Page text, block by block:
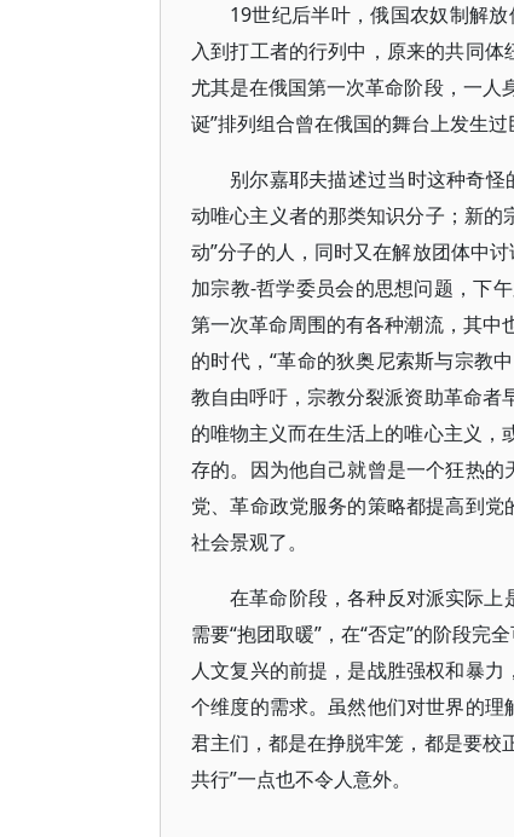
19世纪后半叶，俄国农奴制解
入到打工者的行列中，原来的共同体
尤其是在俄国第一次革命阶段，一人
诞”排列组合曾在俄国的舞台上发生过
别尔嘉耶夫描述过当时这种奇
动唯心主义者的那类知识分子；新的
动”分子的人，同时又在解放团体中
加宗教-哲学委员会的思想问题，下
第一次革命周围的有各种潮流，其中
的时代，“革命的狄奥尼索斯与宗教
教自由呼吁，宗教分裂派资助革命者
的唯物主义而在生活上的唯心主义，
存的。因为他自己就曾是一个狂热
党、革命政党服务的策略都提高到
社会景观了。
在革命阶段，各种反对派实际上
需要“抱团取暖”，在“否定”的阶段完
人文复兴的前提，是战胜强权和暴
个维度的需求。虽然他们对世界的
君主们，都是在挣脱牢笼，都是要校
共行”一点也不令人意外。